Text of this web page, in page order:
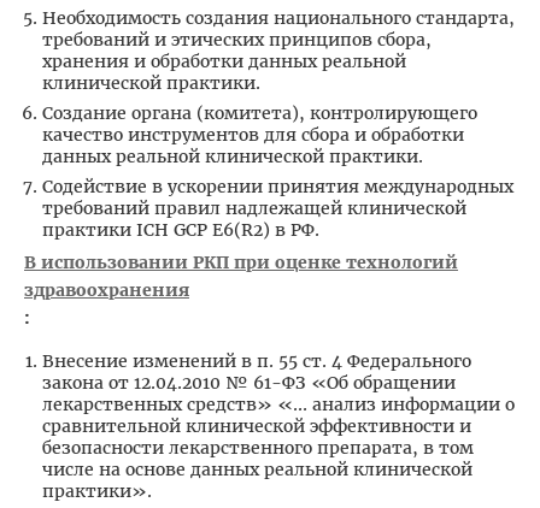
Необходимость создания национального стандарта,
требований и этических принципов сбора,
хранения и обработки данных реальной
клинической практики.
Создание органа (комитета), контролирующего
качество инструментов для сбора и обработки
данных реальной клинической практики.
Содействие в ускорении принятия международных
требований правил надлежащей клинической
практики ICH GCP E6(R2) в РФ.
В использовании РКП при оценке технологий
здравоохранения
:
Внесение изменений в п. 55 ст. 4 Федерального
закона от 12.04.2010 № 61-ФЗ «Об обращении
лекарственных средств» «... анализ информации о
сравнительной клинической эффективности и
безопасности лекарственного препарата, в том
числе на основе данных реальной клинической
практики».